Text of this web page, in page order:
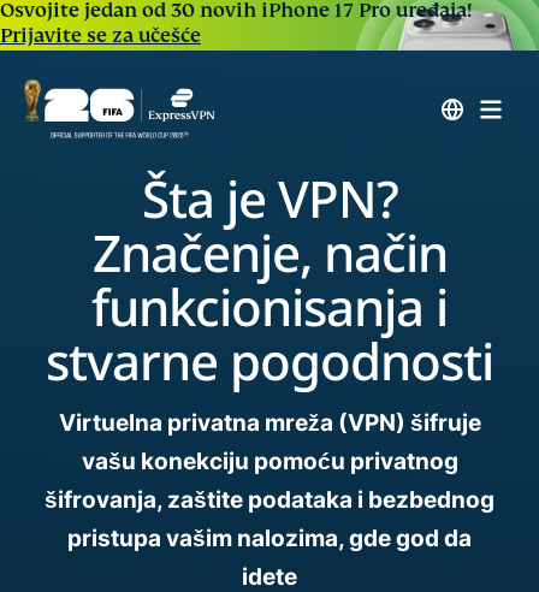
Osvojite jedan od 30 novih iPhone 17 Pro uređaja!
Prijavite se za učešće
Šta je VPN?
Značenje, način
funkcionisanja i
stvarne pogodnosti
Virtuelna privatna mreža (VPN) šifruje
vašu konekciju pomoću privatnog
šifrovanja, zaštite podataka i bezbednog
pristupa vašim nalozima, gde god da
idete